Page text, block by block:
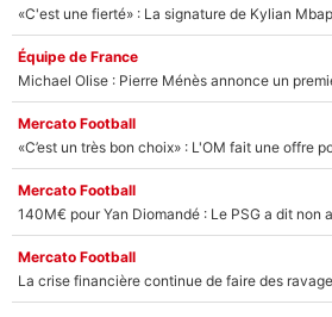
Équipe de France
Mercato Football
Mercato Football
Mercato Football